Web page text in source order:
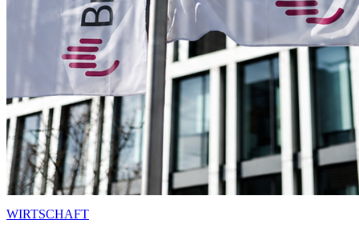
WIRTSCHAFT